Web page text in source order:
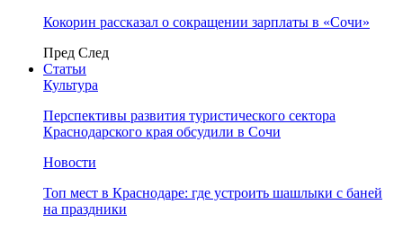
Кокорин рассказал о сокращении зарплаты в «Сочи»
Пред След
Статьи
Культура
Перспективы развития туристического сектора
Краснодарского края обсудили в Сочи
Новости
Топ мест в Краснодаре: где устроить шашлыки с баней
на праздники